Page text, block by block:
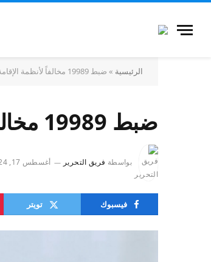
الرئيسية » ضبط 19989 مخالفاً لأنظمة الإقامة والعمل وأمن الحدود خلال أسبوع
ضبط 19989 مخالفاً لأنظمة الإقامة والعمل وأمن الحدود خلال أسبوع
بواسطة فريق التحرير أغسطس 17, 2024
فيسبوك تويتر